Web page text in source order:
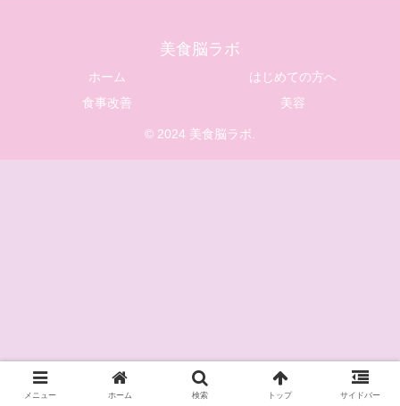
美食脳ラボ
ホーム
はじめての方へ
食事改善
美容
© 2024 美食脳ラボ.
メニュー ホーム 検索 トップ サイドバー